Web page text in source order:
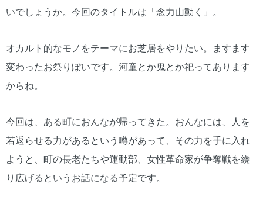
いでしょうか。今回のタイトルは「念力山動く」。
オカルト的なモノをテーマにお芝居をやりたい。ますます
変わったお祭りぽいです。河童とか鬼とか祀ってあります
からね。
今回は、ある町におんなが帰ってきた。おんなには、人を
若返らせる力があるという噂があって、その力を手に入れ
ようと、町の長老たちや運動部、女性革命家が争奪戦を繰
り広げるというお話になる予定です。